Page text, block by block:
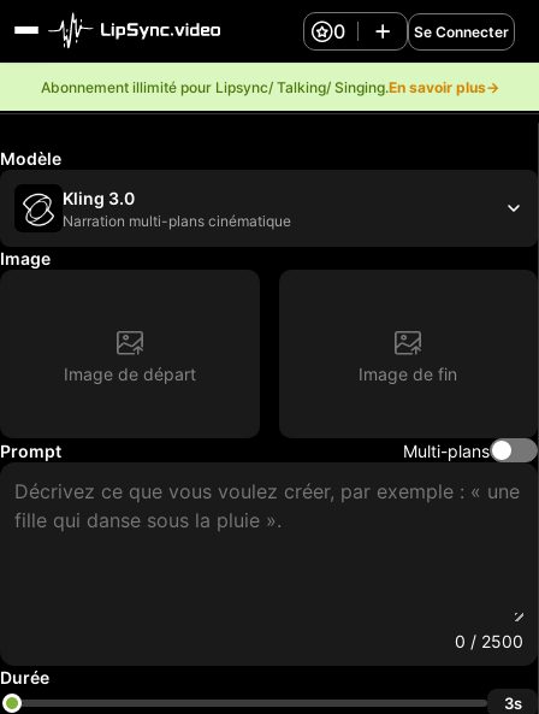
Abonnement illimité pour Lipsync/ Talking/ Singing.En savoir plus→
0 Se Connecter
Modèle
Kling 3.0
Narration multi-plans cinématique
Image
Image de départ Image de fin
Prompt Multi-plans
0 / 2500
Durée
3s